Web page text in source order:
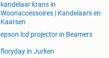
kandelaar krans in
Woonaccessoires | Kandelaars en
Kaarsen
epson lcd projector in Beamers
floryday in Jurken